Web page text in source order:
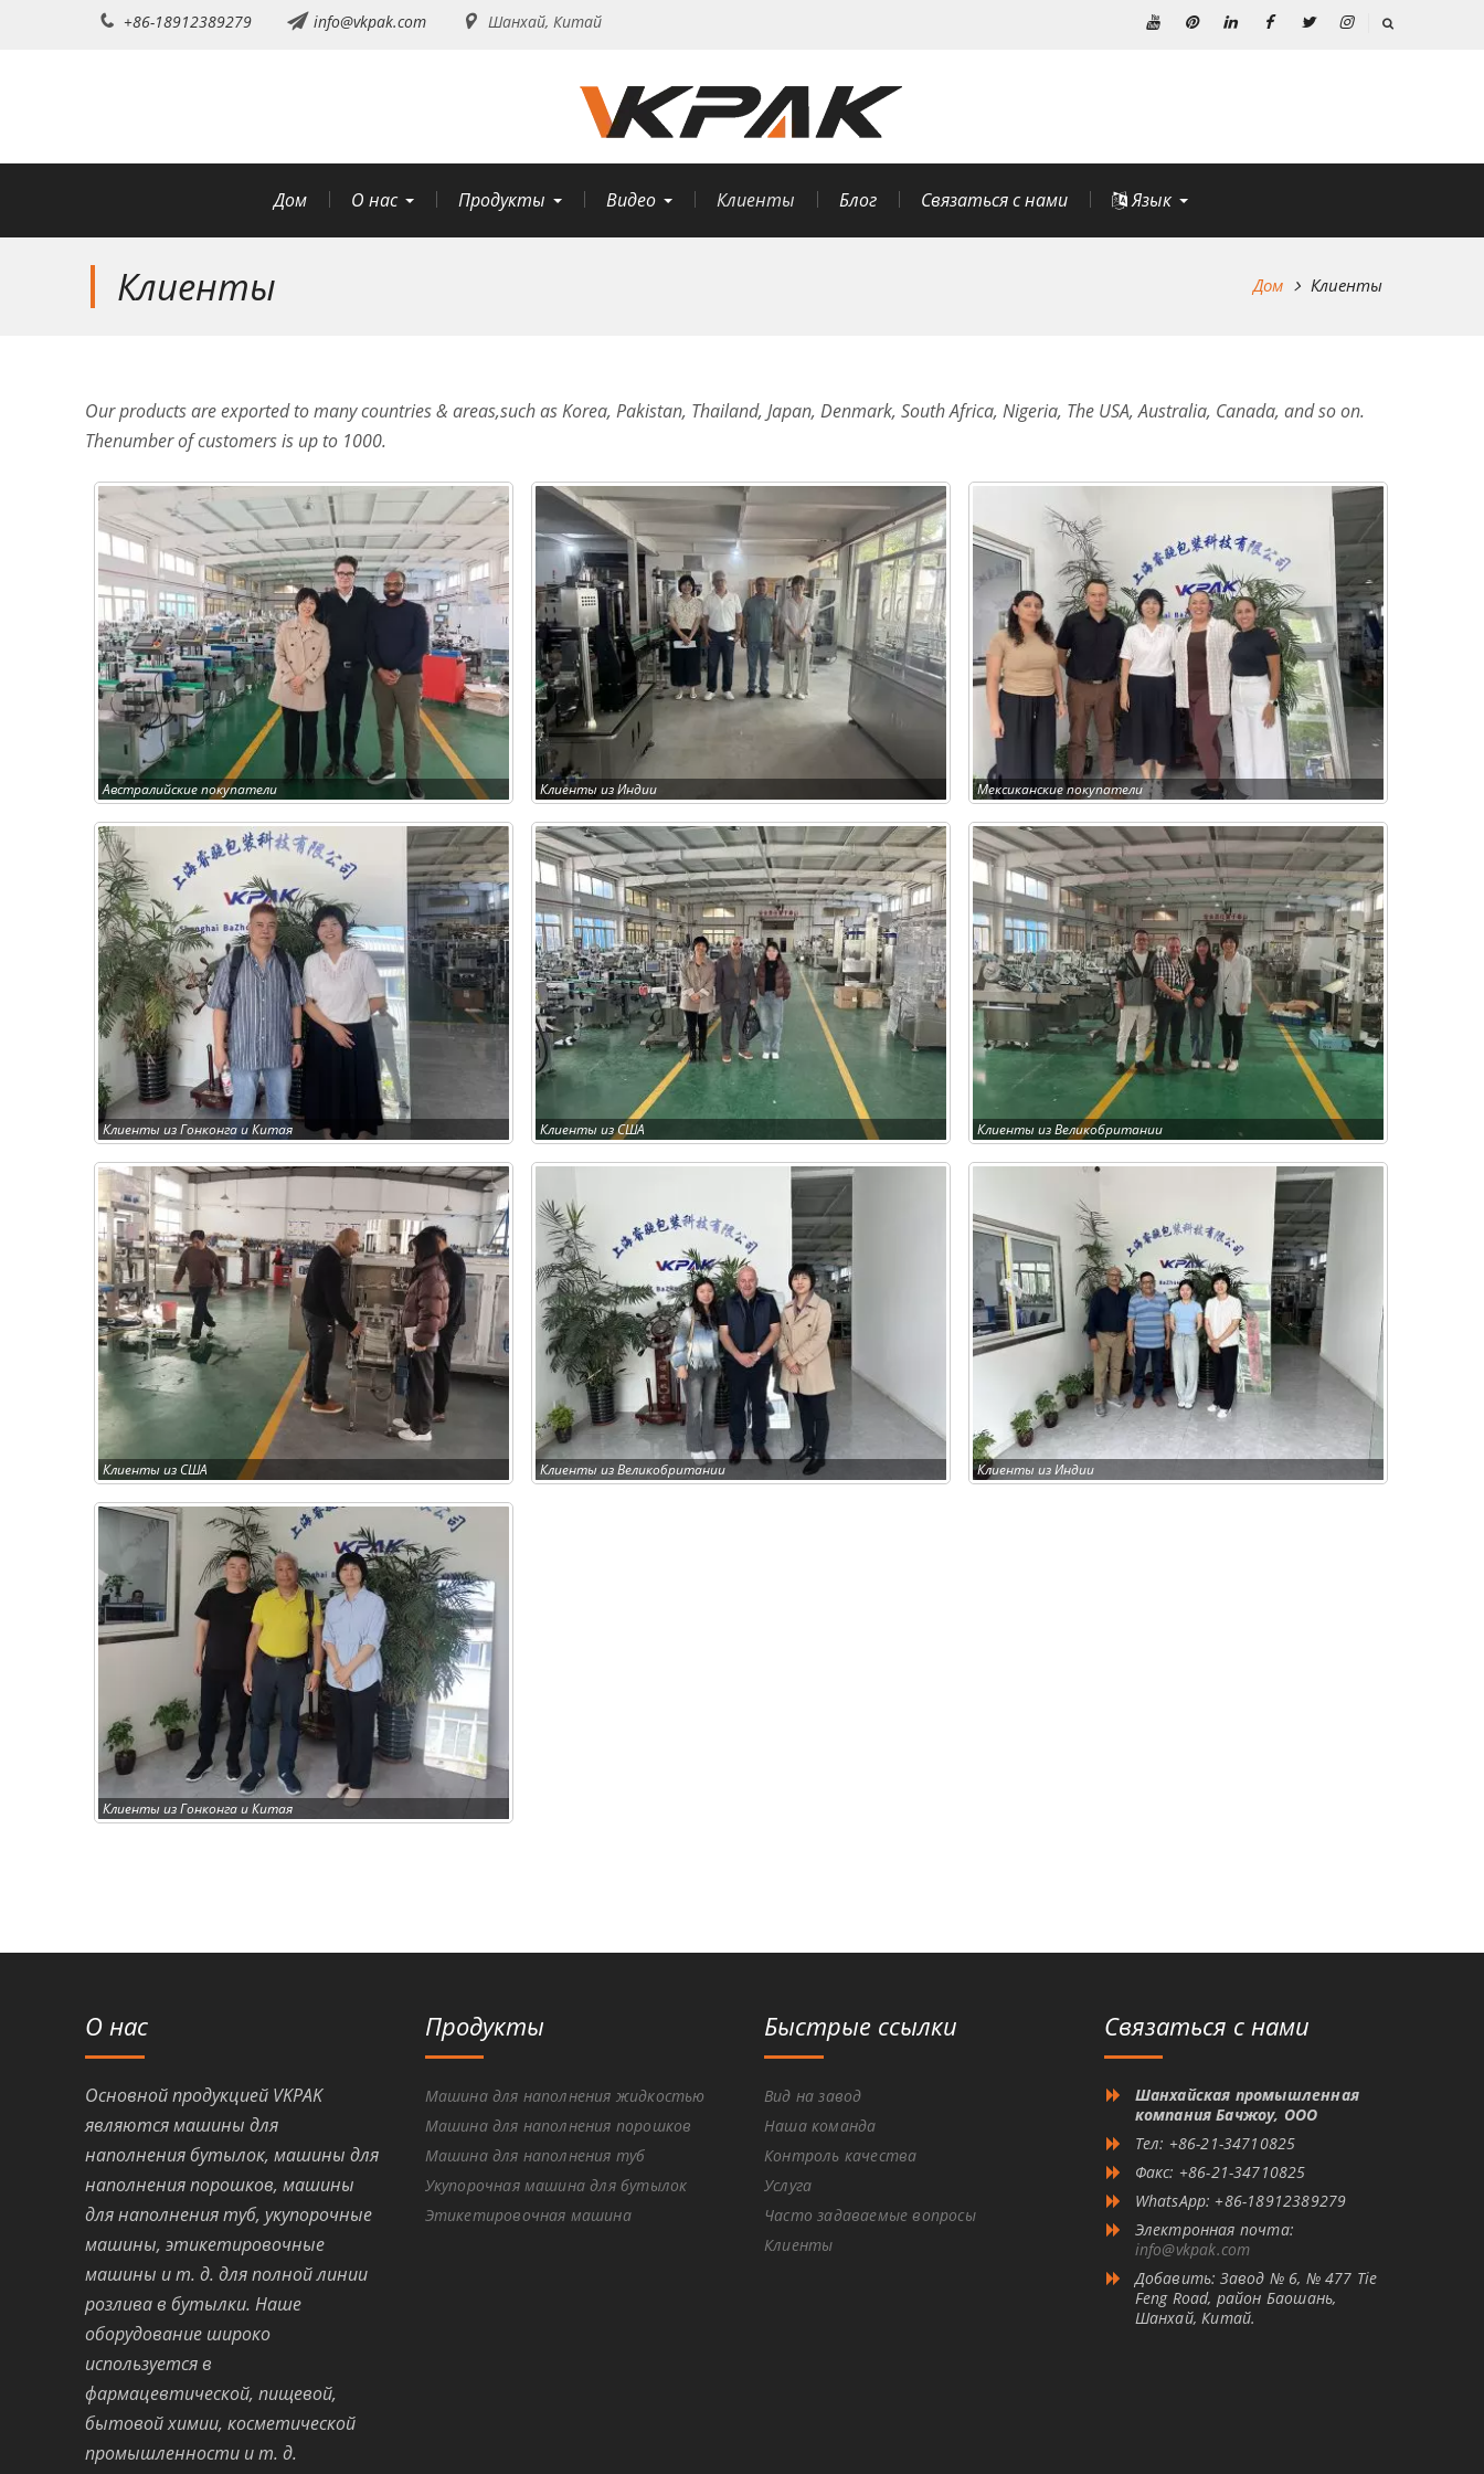
+86-18912389279 info@vkpak.com Шанхай, Китай
Дом О нас Продукты Видео Клиенты Блог Связаться с нами Язык
Клиенты Дом Клиенты
Our products are exported to many countries & areas,such as Korea, Pakistan, Thailand, Japan, Denmark, South Africa, Nigeria, The USA, Australia, Canada, and so on.
Thenumber of customers is up to 1000.
Австралийские покупатели Клиенты из Индии Мексиканские покупатели
Клиенты из Гонконга и Китая Клиенты из США Клиенты из Великобритании
Клиенты из США Клиенты из Великобритании Клиенты из Индии
Клиенты из Гонконга и Китая
О нас
Основной продукцией VKPAK
являются машины для
наполнения бутылок, машины для
наполнения порошков, машины
для наполнения туб, укупорочные
машины, этикетировочные
машины и т. д. для полной линии
розлива в бутылки. Наше
оборудование широко
используется в
фармацевтической, пищевой,
бытовой химии, косметической
промышленности и т. д.
Продукты
Машина для наполнения жидкостью
Машина для наполнения порошков
Машина для наполнения туб
Укупорочная машина для бутылок
Этикетировочная машина
Быстрые ссылки
Вид на завод
Наша команда
Контроль качества
Услуга
Часто задаваемые вопросы
Клиенты
Связаться с нами
Шанхайская промышленная
компания Бачжоу, ООО
Тел: +86-21-34710825
Факс: +86-21-34710825
WhatsApp: +86-18912389279
Электронная почта:
info@vkpak.com
Добавить: Завод № 6, № 477 Tie
Feng Road, район Баошань,
Шанхай, Китай.